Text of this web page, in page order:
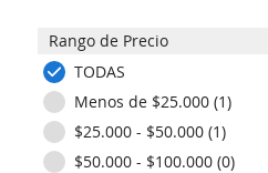
Rango de Precio
TODAS
Menos de $25.000 (1)
$25.000 - $50.000 (1)
$50.000 - $100.000 (0)